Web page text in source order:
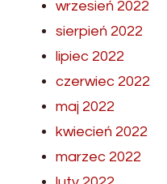
wrzesień 2022
sierpień 2022
lipiec 2022
czerwiec 2022
maj 2022
kwiecień 2022
marzec 2022